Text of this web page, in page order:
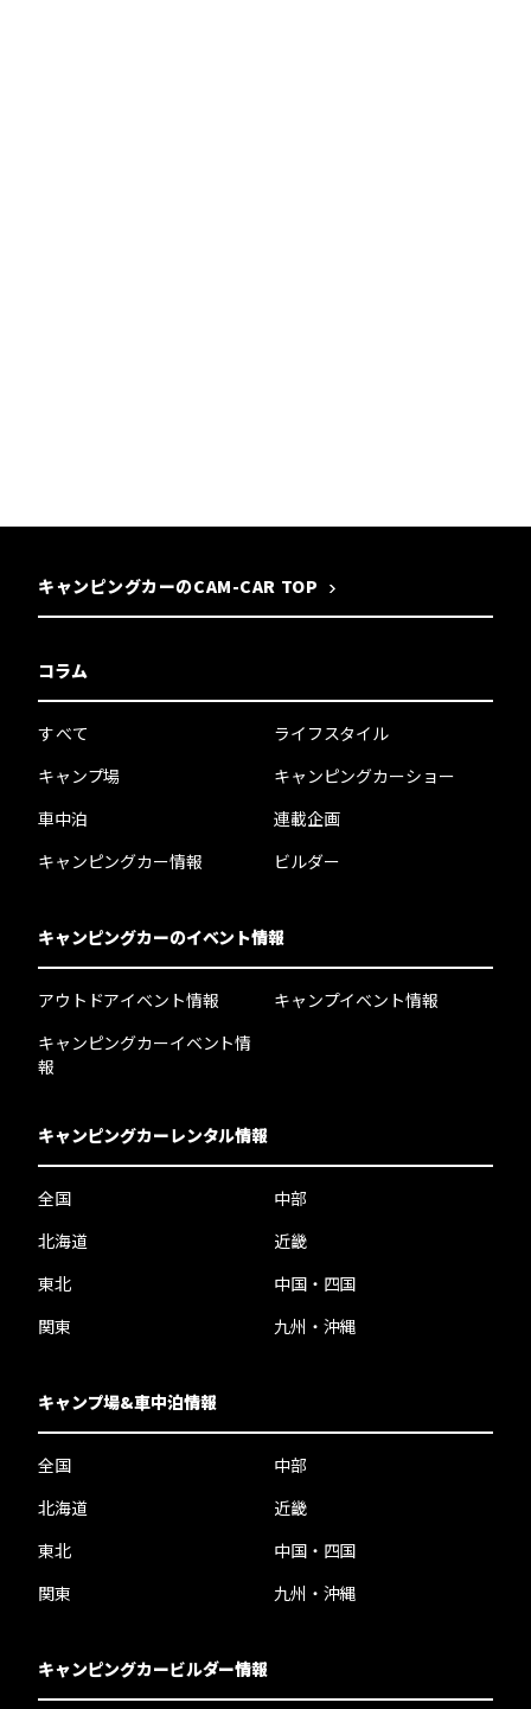
キャンピングカーのCAM-CAR TOP
コラム
すべて
キャンプ場
車中泊
キャンピングカー情報
ライフスタイル
キャンピングカーショー
連載企画
ビルダー
キャンピングカーのイベント情報
アウトドアイベント情報
キャンピングカーイベント情
報
キャンプイベント情報
キャンピングカーレンタル情報
全国
北海道
東北
関東
中部
近畿
中国・四国
九州・沖縄
キャンプ場&車中泊情報
全国
北海道
東北
関東
中部
近畿
中国・四国
九州・沖縄
キャンピングカービルダー情報